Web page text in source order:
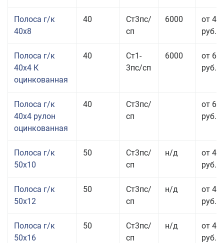
Полоса г/к
40x8
40
Ст3пс/
сп
6000
от 43
руб.
Полоса г/к
40x4 К
оцинкованная
40
Ст1-
3пс/сп
6000
от 68
руб.
Полоса г/к
40x4 рулон
оцинкованная
40
Ст3пс/
сп
от 69
руб.
Полоса г/к
50x10
50
Ст3пс/
сп
н/д
от 44
руб.
Полоса г/к
50x12
50
Ст3пс/
сп
н/д
от 43
руб.
Полоса г/к
50x16
50
Ст3пс/
сп
н/д
от 49
руб.